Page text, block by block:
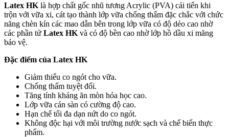
Latex HK là hợp chất gốc nhũ tương Acrylic (PVA) cải tiến khi
trộn với vữa xi, cát tạo thành lớp vữa chống thấm đặc chắc với chức
năng chèn kín các mao dẫn bên trong lớp vữa có độ dẻo cao nhờ
các phần tử Latex HK và có độ bền cao nhờ lớp hồ dầu xi măng
bảo vệ.
Đặc điểm của Latex HK
Giảm thiểu co ngót cho vữa.
Chống thấm tuyệt đối.
Tăng tính kháng ăn mòn hóa học cao.
Lớp vữa cán sàn có cường độ cao.
Hạn chế tối đa dạn nứt do co ngót.
Không độc hại với môi trường nước sạch và chế biến thực
phẩm.